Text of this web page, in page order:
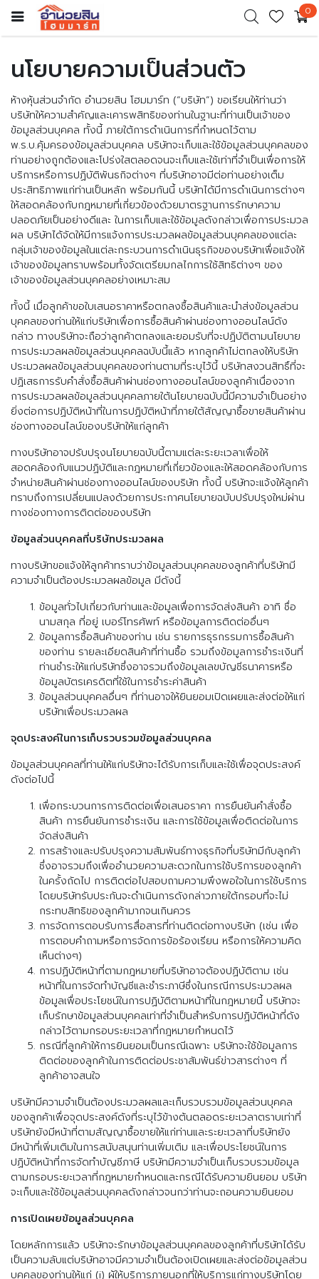
0
นโยบายความเป็นส่วนตัว
ห้างหุ้นส่วนจำกัด อำนวยสิน โฮมมาร์ท (“บริษัท”) ขอเรียนให้ท่านว่า
บริษัทให้ความสำคัญและเคารพสิทธิของท่านในฐานะที่ท่านเป็นเจ้าของ
ข้อมูลส่วนบุคคล ทั้งนี้ ภายใต้การดำเนินการที่กำหนดไว้ตาม
พ.ร.บ.คุ้มครองข้อมูลส่วนบุคคล บริษัทจะเก็บและใช้ข้อมูลส่วนบุคคลของ
ท่านอย่างถูกต้องและโปร่งใสตลอดจนจะเก็บและใช้เท่าที่จำเป็นเพื่อการให้
บริการหรือการปฏิบัติพันธกิจต่างๆ ที่บริษัทอาจมีต่อท่านอย่างเต็ม
ประสิทธิภาพแก่ท่านเป็นหลัก พร้อมกันนี้ บริษัทได้มีการดำเนินการต่างๆ
ให้สอดคล้องกับกฎหมายที่เกี่ยวข้องด้วยมาตรฐานการรักษาความ
ปลอดภัยเป็นอย่างดีและ ในการเก็บและใช้ข้อมูลดังกล่าวเพื่อการประมวล
ผล บริษัทได้จัดให้มีการแจ้งการประมวลผลข้อมูลส่วนบุคคลของแต่ละ
กลุ่มเจ้าของข้อมูลในแต่ละกระบวนการดำเนินธุรกิจของบริษัทเพื่อแจ้งให้
เจ้าของข้อมูลทราบพร้อมทั้งจัดเตรียมกลไกการใช้สิทธิต่างๆ ของ
เจ้าของข้อมูลส่วนบุคคลอย่างเหมาะสม
ทั้งนี้ เมื่อลูกค้าขอใบเสนอราคาหรือตกลงซื้อสินค้าและนำส่งข้อมูลส่วน
บุคคลของท่านให้แก่บริษัทเพื่อการซื้อสินค้าผ่านช่องทางออนไลน์ดัง
กล่าว ทางบริษัทจะถือว่าลูกค้าตกลงและยอมรับที่จะปฏิบัติตามนโยบาย
การประมวลผลข้อมูลส่วนบุคคลฉบับนี้แล้ว หากลูกค้าไม่ตกลงให้บริษัท
ประมวลผลข้อมูลส่วนบุคคลของท่านตามที่ระบุไว้นี้ บริษัทสงวนสิทธิ์ที่จะ
ปฏิเสธการรับคำสั่งซื้อสินค้าผ่านช่องทางออนไลน์ของลูกค้าเนื่องจาก
การประมวลผลข้อมูลส่วนบุคคลภายใต้นโยบายฉบับนี้มีความจำเป็นอย่าง
ยิ่งต่อการปฏิบัติหน้าที่ในการปฏิบัติหน้าที่ภายใต้สัญญาซื้อขายสินค้าผ่าน
ช่องทางออนไลน์ของบริษัทให้แก่ลูกค้า
ทางบริษัทอาจปรับปรุงนโยบายฉบับนี้ตามแต่ละระยะเวลาเพื่อให้
สอดคล้องกับแนวปฏิบัติและกฎหมายที่เกี่ยวข้องและให้สอดคล้องกับการ
จำหน่ายสินค้าผ่านช่องทางออนไลน์ของบริษัท ทั้งนี้ บริษัทจะแจ้งให้ลูกค้า
ทราบถึงการเปลี่ยนแปลงด้วยการประกาศนโยบายฉบับปรับปรุงใหม่ผ่าน
ทางช่องทางการติดต่อของบริษัท
ข้อมูลส่วนบุคคลที่บริษัทประมวลผล
ทางบริษัทขอแจ้งให้ลูกค้าทราบว่าข้อมูลส่วนบุคคลของลูกค้าที่บริษัทมี
ความจำเป็นต้องประมวลผลข้อมูล มีดังนี้
ข้อมูลทั่วไปเกี่ยวกับท่านและข้อมูลเพื่อการจัดส่งสินค้า อาทิ ชื่อ
นามสกุล ที่อยู่ เบอร์โทรศัพท์ หรือข้อมูลการติดต่ออื่นๆ
ข้อมูลการซื้อสินค้าของท่าน เช่น รายการธุรกรรมการซื้อสินค้า
ของท่าน รายละเอียดสินค้าที่ท่านซื้อ รวมถึงข้อมูลการชำระเงินที่
ท่านชำระให้แก่บริษัทซึ่งอาจรวมถึงข้อมูลเลขบัญชีธนาคารหรือ
ข้อมูลบัตรเครดิตที่ใช้ในการชำระค่าสินค้า
ข้อมูลส่วนบุคคลอื่นๆ ที่ท่านอาจให้ยินยอมเปิดเผยและส่งต่อให้แก่
บริษัทเพื่อประมวลผล
จุดประสงค์ในการเก็บรวบรวมข้อมูลส่วนบุคคล
ข้อมูลส่วนบุคคลที่ท่านให้แก่บริษัทจะได้รับการเก็บและใช้เพื่อจุดประสงค์
ดังต่อไปนี้
เพื่อกระบวนการการติดต่อเพื่อเสนอราคา การยืนยันคำสั่งซื้อ
สินค้า การยืนยันการชำระเงิน และการใช้ข้อมูลเพื่อติดต่อในการ
จัดส่งสินค้า
การสร้างและปรับปรุงความสัมพันธ์ทางธุรกิจที่บริษัทมีกับลูกค้า
ซึ่งอาจรวมถึงเพื่ออำนวยความสะดวกในการใช้บริการของลูกค้า
ในครั้งถัดไป การติดต่อไปสอบถามความพึงพอใจในการใช้บริการ
โดยบริษัทรับประกันจะดำเนินการดังกล่าวภายใต้กรอบที่จะไม่
กระทบสิทธิของลูกค้ามากจนเกินควร
การจัดการตอบรับการสื่อสารที่ท่านติดต่อทางบริษัท (เช่น เพื่อ
การตอบคำถามหรือการจัดการข้อร้องเรียน หรือการให้ความคิด
เห็นต่างๆ)
การปฏิบัติหน้าที่ตามกฎหมายที่บริษัทอาจต้องปฏิบัติตาม เช่น
หน้าที่ในการจัดทำบัญชีและชำระภาษีซึ่งในกรณีการประมวลผล
ข้อมูลเพื่อประโยชน์ในการปฏิบัติตามหน้าที่ในกฎหมายนี้ บริษัทจะ
เก็บรักษาข้อมูลส่วนบุคคลเท่าที่จำเป็นสำหรับการปฏิบัติหน้าที่ดัง
กล่าวไว้ตามกรอบระยะเวลาที่กฎหมายกำหนดไว้
กรณีที่ลูกค้าให้การยินยอมเป็นกรณีเฉพาะ บริษัทจะใช้ข้อมูลการ
ติดต่อของลูกค้าในการติดต่อประชาสัมพันธ์ข่าวสารต่างๆ ที่
ลูกค้าอาจสนใจ
บริษัทมีความจำเป็นต้องประมวลผลและเก็บรวบรวมข้อมูลส่วนบุคคล
ของลูกค้าเพื่อจุดประสงค์ดังที่ระบุไว้ข้างต้นตลอดระยะเวลาตราบเท่าที่
บริษัทยังมีหน้าที่ตามสัญญาซื้อขายให้แก่ท่านและระยะเวลาที่บริษัทยัง
มีหน้าที่เพิ่มเติมในการสนับสนุนท่านเพิ่มเติม และเพื่อประโยชน์ในการ
ปฏิบัติหน้าที่การจัดทำบัญชีภาษี บริษัทมีความจำเป็นเก็บรวบรวมข้อมูล
ตามกรอบระยะเวลาที่กฎหมายกำหนดและกรณีได้รับความยินยอม บริษัท
จะเก็บและใช้ข้อมูลส่วนบุคคลดังกล่าวจนกว่าท่านจะถอนความยินยอม
การเปิดเผยข้อมูลส่วนบุคคล
โดยหลักการแล้ว บริษัทจะรักษาข้อมูลส่วนบุคคลของลูกค้าที่บริษัทได้รับ
เป็นความลับแต่บริษัทอาจมีความจำเป็นต้องเปิดเผยและส่งต่อข้อมูลส่วน
บุคคลของท่านให้แก่ (i) ผู้ให้บริการภายนอกที่ให้บริการแก่ทางบริษัทโดย